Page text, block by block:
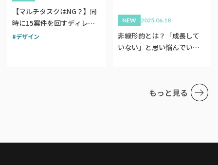
【マルチタスクはNG？】同
時に15案件を回すディレク
ション術・仕事術を紹介
デザイン
NEW 2025.06.18
非線形的とは？「成長して
いない」と思い悩んでいる
もっと見る